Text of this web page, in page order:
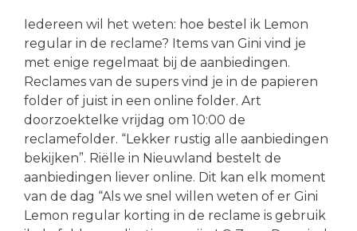
Iedereen wil het weten: hoe bestel ik Lemon
regular in de reclame? Items van Gini vind je
met enige regelmaat bij de aanbiedingen.
Reclames van de supers vind je in de papieren
folder of juist in een online folder. Art
doorzoektelke vrijdag om 10:00 de
reclamefolder. “Lekker rustig alle aanbiedingen
bekijken”. Riëlle in Nieuwland bestelt de
aanbiedingen liever online. Dit kan elk moment
van de dag “Als we snel willen weten of er Gini
Lemon regular korting in de reclame is gebruik